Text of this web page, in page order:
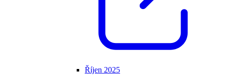
Říjen 2025